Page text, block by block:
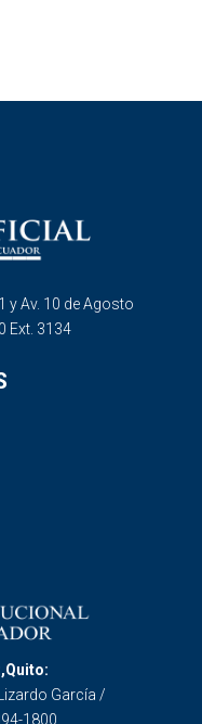
y Av. 10 de Agosto
Ext. 3134
García /
1800